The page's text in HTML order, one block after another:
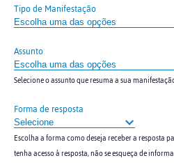
Tipo de Manifestação
Assunto
Selecione o assunto que resuma a sua
Forma de resposta
Escolha a forma como deseja receber a resposta
tenha acesso à resposta, não se esqueça de